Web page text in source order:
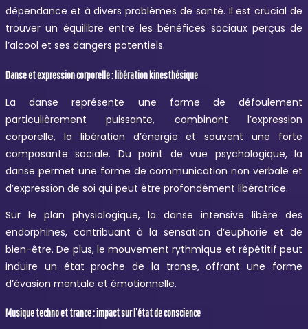
dépendance et à divers problèmes de santé. Il est crucial de
trouver un équilibre entre les bénéfices sociaux perçus de
l’alcool et ses dangers potentiels.
Danse et expression corporelle : libération kinesthésique
La danse représente une forme de défoulement
particulièrement puissante, combinant l’expression
corporelle, la libération d’énergie et souvent une forte
composante sociale. Du point de vue psychologique, la
danse permet une forme de communication non verbale et
d’expression de soi qui peut être profondément libératrice.
Sur le plan physiologique, la danse intensive libère des
endorphines, contribuant à la sensation d’euphorie et de
bien-être. De plus, le mouvement rythmique et répétitif peut
induire un état proche de la transe, offrant une forme
d’évasion mentale et émotionnelle.
Musique techno et trance : impact sur l’état de conscience